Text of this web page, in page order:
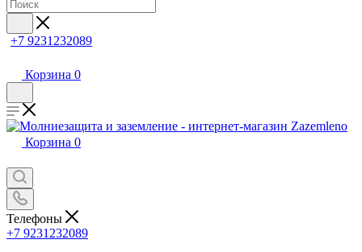
+7 9231232089
Корзина 0
Корзина 0
Телефоны
+7 9231232089